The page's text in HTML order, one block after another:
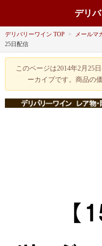
デリ
デリバリーワイン TOP > メールマ
25日配信
このページは2014年2月25
ーカイブです。商品の